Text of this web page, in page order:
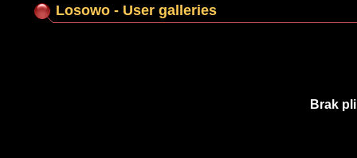
Losowo - User galleries
Brak